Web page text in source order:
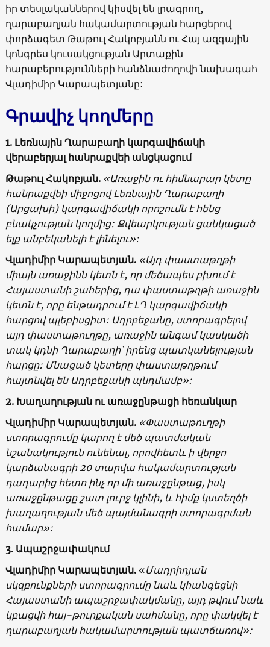
իր տեսլականներով կիսվել են լրագրող,
ղարաբաղյան հակամարտության հարցերով
փորձագետ Թաթուլ Հակոբյանն ու Հայ ազգային
կոնգրես կուսակցության Արտաքին
հարաբերությունների հանձնաժողովի նախագահ
Վլադիմիր Կարապետյանը:
Գրավիչ կողմերը
1. Լեռնային Ղարաբաղի կարգավիճակի
վերաբերյալ հանրաքվեի անցկացում
Թաթուլ Հակոբյան. «Առաջին ու հիմնարար կետը
հանրաքվեի միջոցով Լեռնային Ղարաբաղի
(Արցախի) կարգավիճակի որոշումն է հենց
բնակչության կողմից: Քվեարկության ցանկացած
ելք անբեկանելի է լինելու»:
Վլադիմիր Կարապետյան. «Այդ փաստաթղթի
միայն առաջինն կետն է, որ մեծապես բխում է
Հայաստանի շահերից, դա փաստաթղթի առաջին
կետն է, որը ենթադրում է ԼՂ կարգավիճակի
հարցով պլեբիսցիտ: Ադրբեջանը, ստորագրելով
այդ փաստաթուղթը, առաջին անգամ կասկածի
տակ կդնի Ղարաբաղի՝ իրենց պատկանելության
հարցը: Մնացած կետերը փաստաթղթում
հայտնվել են Ադրբեջանի պնդմամբ»:
2. Խաղաղության ու առաջընթացի հեռանկար
Վլադիմիր Կարապետյան. «Փաստաթուղթի
ստորագրումը կարող է մեծ պատմական
նշանակություն ունենալ, որովհետև ի վերջո
կարձանագրի 20 տարվա հակամարտության
դադարից հետո ինչ որ մի առաջընթաց, իսկ
առաջընթացը շատ լուրջ կլինի, և հիմք կստեղծի
խաղաղության մեծ պայմանագրի ստորագրման
համար»:
3. Ապաշրջափակում
Վլադիմիր Կարապետյան.«Մադրիդյան
սկզբունքների ստորագրումը նաև կհանգեցնի
Հայաստանի ապաշրջափակմանը, այդ թվում նաև
կբացվի հայ-թուրքական սահմանը, որը փակվել է
ղարաբաղյան հակամարտության պատճառով»: